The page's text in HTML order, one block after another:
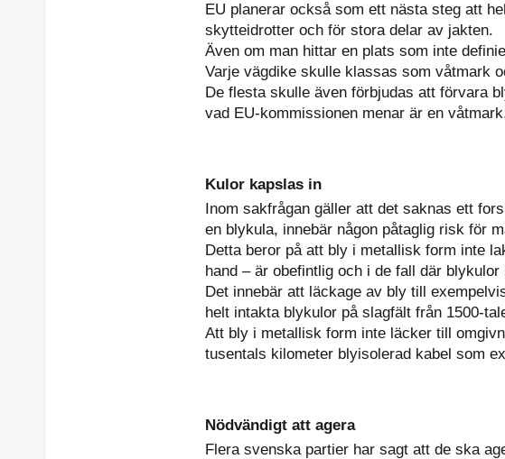
EU planerar också som ett nästa steg att
skytteidrotter och för stora delar av jakten.
Även om man hittar en plats som inte
Varje vägdike skulle klassas som våtmark
De flesta skulle även förbjudas att förvara
vad EU-kommissionen menar är en
Kulor kapslas in
Inom sakfrågan gäller att det saknas ett
en blykula, innebär någon påtaglig risk för
Detta beror på att bly i metallisk form inte
hand – är obefintlig och i de fall där
Det innebär att läckage av bly till
helt intakta blykulor på slagfält från 1500-
Att bly i metallisk form inte läcker till
tusentals kilometer blyisolerad kabel som
Nödvändigt att agera
Flera svenska partier har sagt att de ska